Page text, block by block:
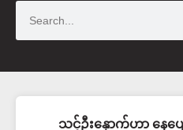
သင့်ဦးနှောက်ဟာ နေပျ